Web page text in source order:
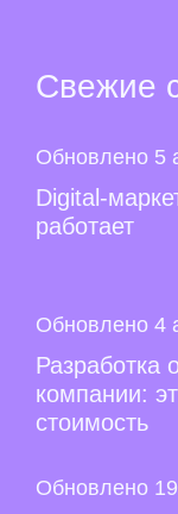
Свежие
Обновлено 5
Digital-
работает
Обновлено 4
Разработка
компании:
стоимость
Обновлено